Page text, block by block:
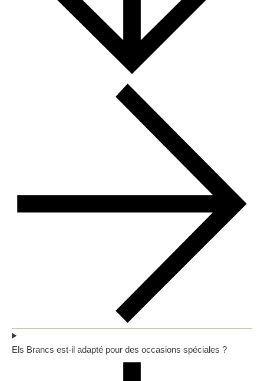
Els Brancs est-il adapté pour des occasions spéciales ?